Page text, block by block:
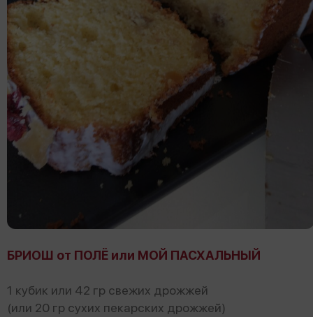
БРИОШ от ПОЛЁ или МОЙ ПАСХАЛЬНЫЙ
1 кубик или 42 гр свежих дрожжей
(или 20 гр сухих пекарских дрожжей)